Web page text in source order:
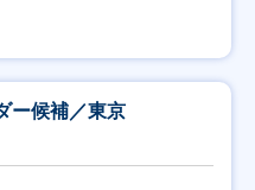
ー候補／東京